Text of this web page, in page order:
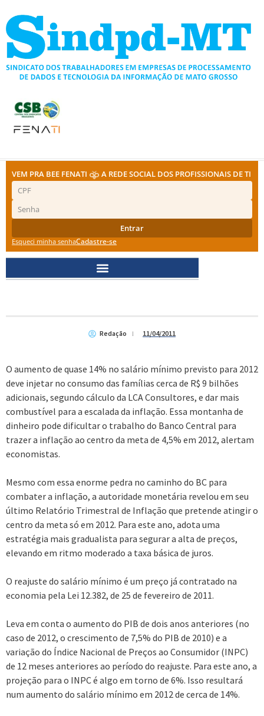
para
conteúdo
VEM PRA BEE FENATI A REDE SOCIAL DOS PROFISSIONAIS DE TI
Entrar
Esqueci minha senhaCadastre-se
Redação 11/04/2011
O aumento de quase 14% no salário mínimo previsto para 2012
deve injetar no consumo das famílias cerca de R$ 9 bilhões
adicionais, segundo cálculo da LCA Consultores, e dar mais
combustível para a escalada da inflação. Essa montanha de
dinheiro pode dificultar o trabalho do Banco Central para
trazer a inflação ao centro da meta de 4,5% em 2012, alertam
economistas.
Mesmo com essa enorme pedra no caminho do BC para
combater a inflação, a autoridade monetária revelou em seu
último Relatório Trimestral de Inflação que pretende atingir o
centro da meta só em 2012. Para este ano, adota uma
estratégia mais gradualista para segurar a alta de preços,
elevando em ritmo moderado a taxa básica de juros.
O reajuste do salário mínimo é um preço já contratado na
economia pela Lei 12.382, de 25 de fevereiro de 2011.
Leva em conta o aumento do PIB de dois anos anteriores (no
caso de 2012, o crescimento de 7,5% do PIB de 2010) e a
variação do Índice Nacional de Preços ao Consumidor (INPC)
de 12 meses anteriores ao período do reajuste. Para este ano, a
projeção para o INPC é algo em torno de 6%. Isso resultará
num aumento do salário mínimo em 2012 de cerca de 14%.